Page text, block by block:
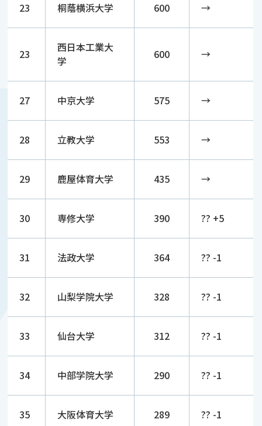
23 桐蔭横浜大学 600 →
23
西日本工業大
学
600 →
27 中京大学 575 →
28 立教大学 553 →
29 鹿屋体育大学 435 →
30 専修大学 390 ?? +5
31 法政大学 364 ?? -1
32 山梨学院大学 328 ?? -1
33 仙台大学 312 ?? -1
34 中部学院大学 290 ?? -1
35 大阪体育大学 289 ?? -1